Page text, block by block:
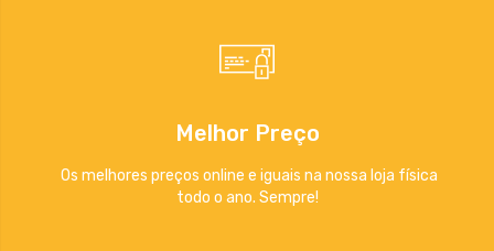
Melhor Preço
Os melhores preços online e iguais na nossa loja física
todo o ano. Sempre!